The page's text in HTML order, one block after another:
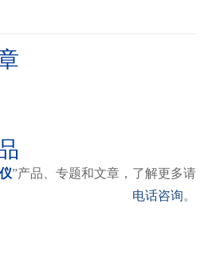
”产品、专题和文章，了解更多请
电话咨询。